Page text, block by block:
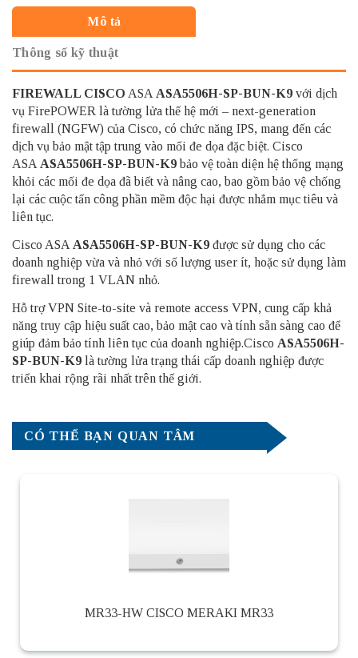
Mô tả
Thông số kỹ thuật
FIREWALL CISCO ASA ASA5506H-SP-BUN-K9 với dịch
vụ FirePOWER là tường lửa thế hệ mới – next-generation
firewall (NGFW) của Cisco, có chức năng IPS, mang đến các
dịch vụ bảo mật tập trung vào mối đe dọa đặc biệt. Cisco
ASA ASA5506H-SP-BUN-K9bảo vệ toàn diện hệ thống mạng
khỏi các mối đe dọa đã biết và nâng cao, bao gồm bảo vệ chống
lại các cuộc tấn công phần mềm độc hại được nhắm mục tiêu và
liên tục.
Cisco ASA ASA5506H-SP-BUN-K9 được sử dụng cho các
doanh nghiệp vừa và nhỏ với số lượng user ít, hoặc sử dụng làm
firewall trong 1 VLAN nhỏ.
Hỗ trợ VPN Site-to-site và remote access VPN, cung cấp khả
năng truy cập hiệu suất cao, bảo mật cao và tính sẵn sàng cao để
giúp đảm bảo tính liên tục của doanh nghiệp.Cisco ASA5506H-
SP-BUN-K9 là tường lửa trạng thái cấp doanh nghiệp được
triển khai rộng rãi nhất trên thế giới.
CÓ THỂ BẠN QUAN TÂM
MR33-HW CISCO MERAKI MR33